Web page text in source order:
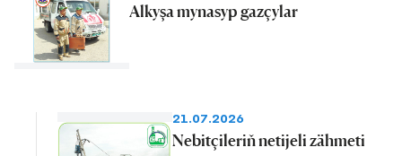
Alkyşa mynasyp gazçylar
21.07.2026
Nebitçileriň netijeli zähmeti